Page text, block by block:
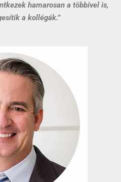
hamarosan a többivel is,
a kollégák.”